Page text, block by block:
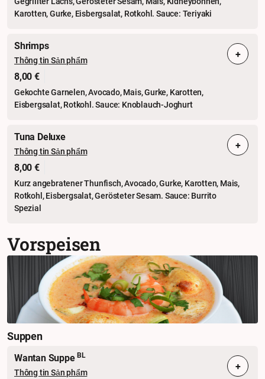
Karotten, Gurke, Eisbergsalat, Rotkohl. Sauce: Teriyaki
Shrimps
Thông tin Sản phẩm
8,00 €
Gekochte Garnelen, Avocado, Mais, Gurke, Karotten,
Eisbergsalat, Rotkohl. Sauce: Knoblauch-Joghurt
+
Tuna Deluxe
Thông tin Sản phẩm
8,00 €
Kurz angebratener Thunfisch, Avocado, Gurke, Karotten, Mais,
Rotkohl, Eisbergsalat, Gerösteter Sesam. Sauce: Burrito
Spezial
+
Vorspeisen
Suppen
Wantan SuppeBL
Thông tin Sản phẩm +